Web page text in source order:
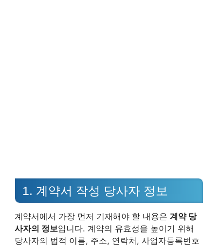
1. 계약서 작성 당사자 정보
계약서에서 가장 먼저 기재해야 할 내용은 계약 당
사자의 정보입니다. 계약의 유효성을 높이기 위해
당사자의 법적 이름, 주소, 연락처, 사업자등록번호